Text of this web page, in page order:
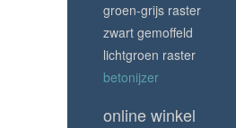
groen-grijs raster
zwart gemoffeld
lichtgroen raster
betonijzer
online winkel